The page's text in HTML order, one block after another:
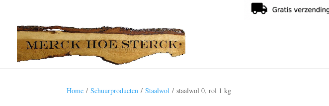
Home /Schuurproducten /Staalwol / staalwol 0, rol 1 kg